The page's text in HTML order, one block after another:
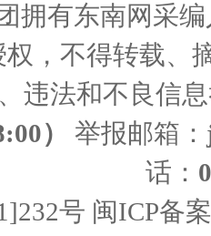
拥有东南网采
权，不得转载、
违法和不良信
）
举报邮箱：
话：
号 闽ICP备